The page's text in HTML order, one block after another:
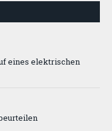
eines elektrischen